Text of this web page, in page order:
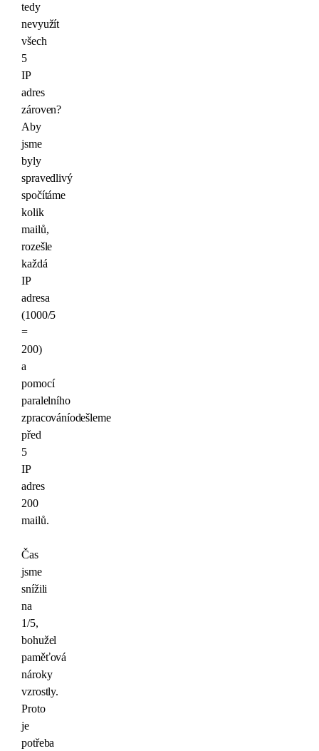
tedy
nevyužít
všech
5
IP
adres
zároven?
Aby
jsme
byly
spravedlivý
spočítáme
kolik
mailů,
rozešle
každá
IP
adresa
(1000/5
=
200)
a
pomocí
paralelního
zpracováníodešleme
před
5
IP
adres
200
mailů.
Čas
jsme
snížili
na
1/5,
bohužel
paměťová
nároky
vzrostly.
Proto
je
potřeba